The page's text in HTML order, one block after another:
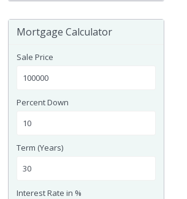
Mortgage Calculator
Sale Price
Percent Down
Term (Years)
Interest Rate in %